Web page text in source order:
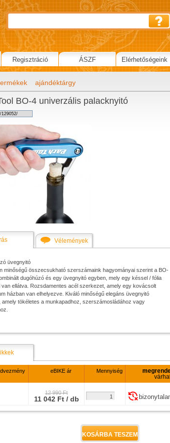
ajándéktárgy
BO-4 univerzális palacknyitó
Vélemények
üvegnyitó
minőségű összecsukható szerszámaink hagyományai szerint a BO-
dugóhúzó és egy üvegnyitó egyben, mely egy késsel / fólia
van ellátva. Rozsdamentes acél szerkezet, amely egy kovácsolt
házban van elhelyezve. Kiváló minőségű elegáns üvegnyitó
amely tökéletes a munkapadhoz, szerszámosládához vagy
eBIKE ár Mennyiség
12 990 Ft
11 042 Ft / db
Regisztráció ÁSZF Elérhetőségeink